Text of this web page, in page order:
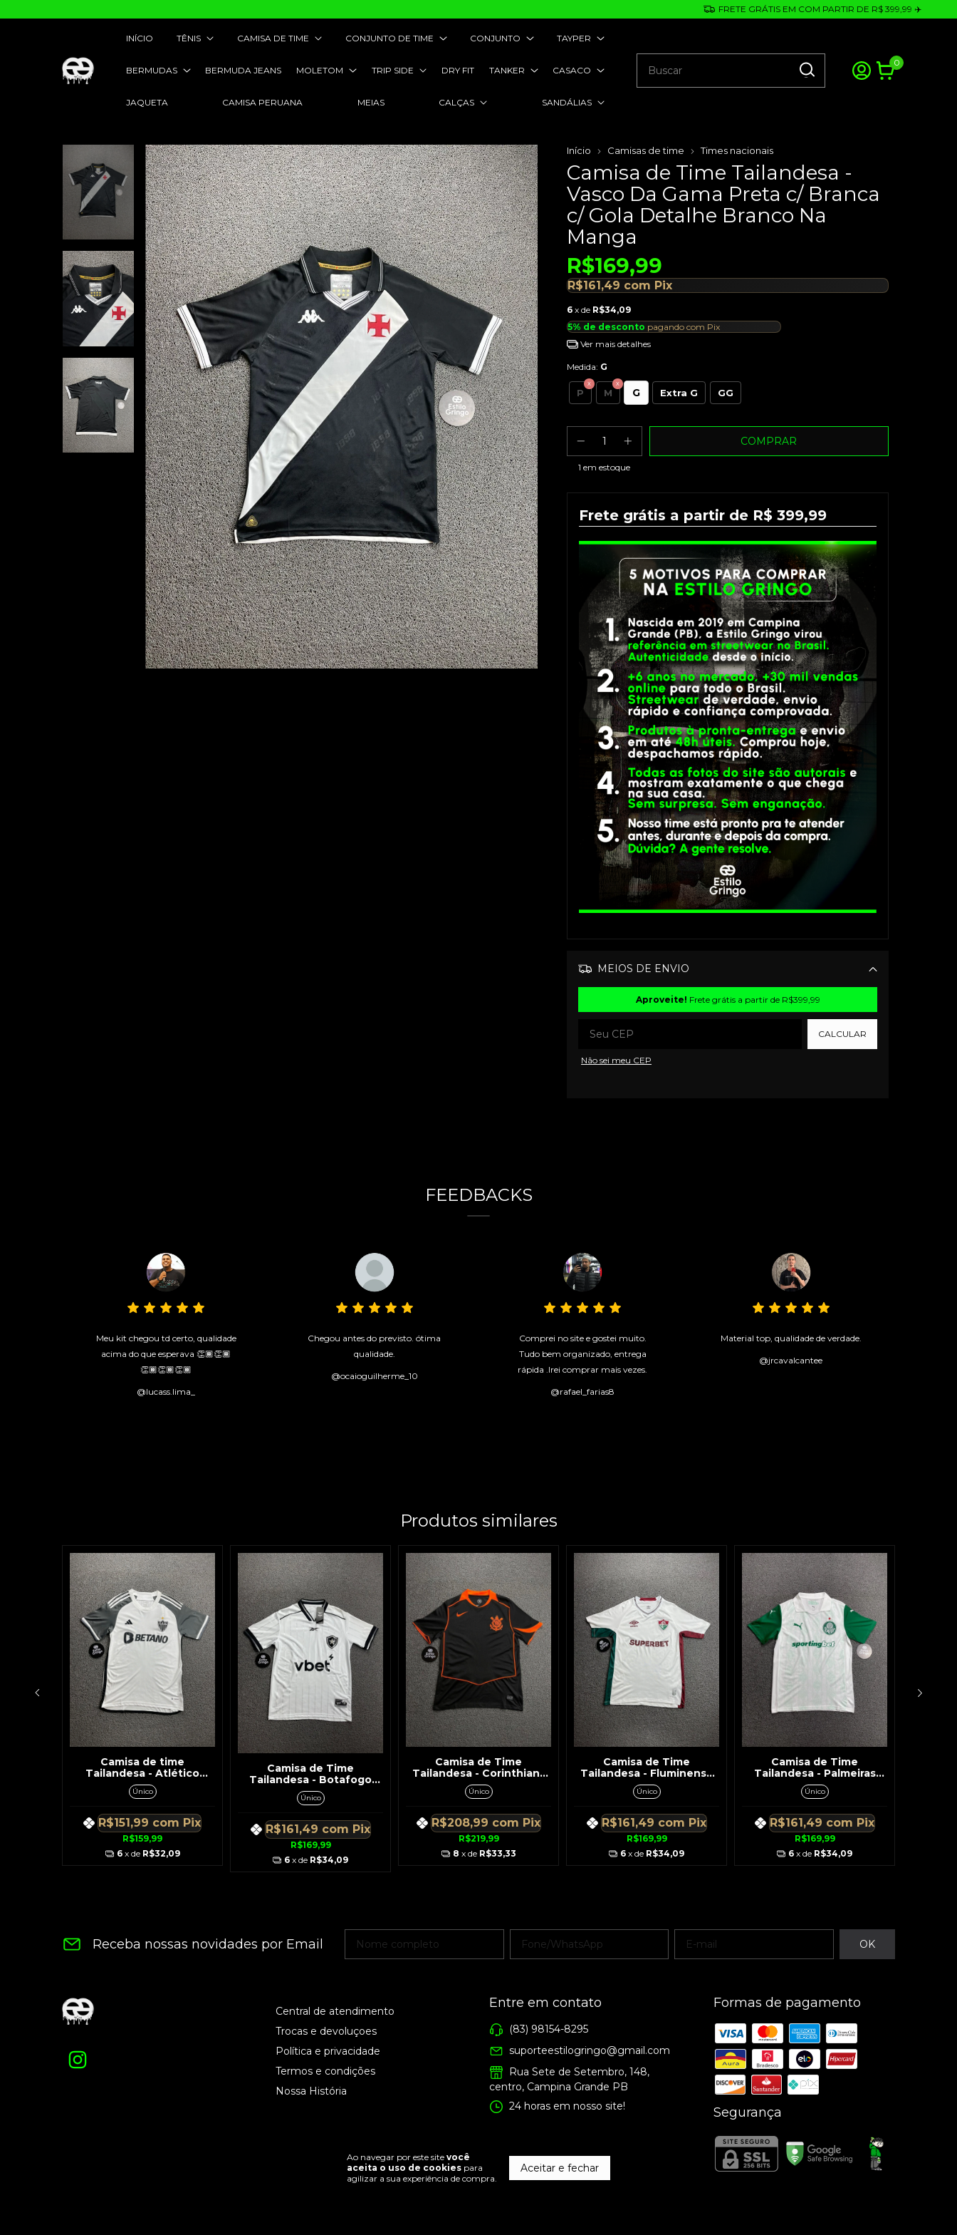
FRETE GRÁTIS EM COM PARTIR DE R$ 399,99 ✈️
INÍCIO TÊNIS CAMISA DE TIME CONJUNTO DE TIME CONJUNTO TAYPER
BERMUDAS BERMUDA JEANS MOLETOM TRIP SIDE DRY FIT TANKER CASACO
JAQUETA CAMISA PERUANA MEIAS CALÇAS SANDÁLIAS
0
Ao navegar por este site você
aceita o uso de cookies para
agilizar a sua experiência de compra.
Aceitar e fechar
Início Camisas de time Times nacionais
Camisa de Time Tailandesa -
Vasco Da Gama Preta c/ Branca
c/ Gola Detalhe Branco Na
Manga
R$169,99
R$161,49 com Pix
6 x de R$34,09
5% de desconto pagando com Pix
Ver mais detalhes
Medida: G
P M G Extra G GG
1 em estoque
Frete grátis a partir de R$ 399,99
MEIOS DE ENVIO
Aproveite! Frete grátis a partir de R$399,99
CALCULAR
Não sei meu CEP
FEEDBACKS
Meu kit chegou td certo, qualidade
acima do que esperava 👏🏾👏🏾
👏🏾👏🏾👏🏾
@lucass.lima_
Chegou antes do previsto. ótima
qualidade.
@ocaioguilherme_10
Comprei no site e gostei muito.
Tudo bem organizado, entrega
rápida .Irei comprar mais vezes.
@rafael_farias8
Material top, qualidade de verdade.
@jrcavalcantee
Produtos similares
Camisa de time
Tailandesa - Atlético
Mineiro Branca C/ Preto
Símbolo Lateral Preto
Único
R$159,99
R$151,99 com Pix
6 x de R$32,09
Camisa de Time
Tailandesa - Botafogo
Branca c/ Listras Cinza
Detalhe Preto
Único
R$169,99
R$161,49 com Pix
6 x de R$34,09
Camisa de Time
Tailandesa - Corinthians
Preto c/ Laranja Símbolo
Laranja
Único
R$219,99
R$208,99 com Pix
8 x de R$33,33
Camisa de Time
Tailandesa - Fluminense
Branca Detalhe Vinho c/
Verde Na Lateral
Único
R$169,99
R$161,49 com Pix
6 x de R$34,09
Camisa de Time
Tailandesa - Palmeiras
Branca c/ Gola Detalhes
Verde
Único
R$169,99
R$161,49 com Pix
6 x de R$34,09
Receba nossas novidades por Email
Central de atendimento
Trocas e devoluçoes
Política e privacidade
Termos e condições
Nossa História
Entre em contato
(83) 98154-8295
suporteestilogringo@gmail.com
Rua Sete de Setembro, 148,
centro, Campina Grande PB
24 horas em nosso site!
Formas de pagamento
Segurança